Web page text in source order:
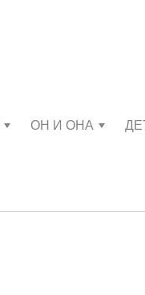
ОН И ОНА